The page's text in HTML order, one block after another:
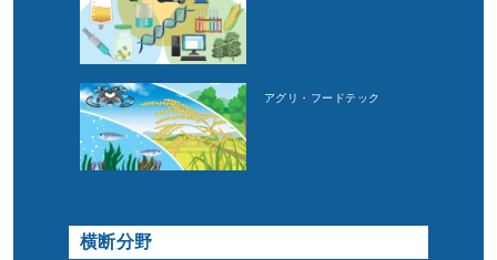
アグリ・フードテック
横断分野